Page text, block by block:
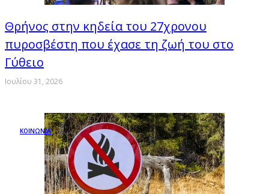
Θρήνος στην κηδεία του 27χρονου
πυροσβέστη που έχασε τη ζωή του στο
Γύθειο
Ιουλίου 31, 2026
ΚΟΙΝΩΝΙΑ